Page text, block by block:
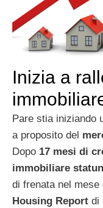
Inizia a
Pare stia iniziando
a proposito del
Dopo 17 mesi di
immobiliare
di frenata nel mese
Housing Report di